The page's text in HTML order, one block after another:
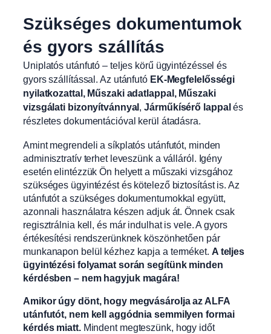
Szükséges dokumentumok
és gyors szállítás
Uniplatós utánfutó – teljes körű ügyintézéssel és
gyors szállítással. Az utánfutó EK-Megfelelősségi
nyilatkozattal, Műszaki adatlappal, Műszaki
vizsgálati bizonyítvánnyal ,Járműkísérő lappal és
részletes dokumentációval kerül átadásra.
Amint megrendeli a síkplatós utánfutót, minden
adminisztratív terhet leveszünk a válláról. Igény
esetén elintézzük Ön helyett a műszaki vizsgához
szükséges ügyintézést és kötelező biztosítást is. Az
utánfutót a szükséges dokumentumokkal együtt,
azonnali használatra készen adjuk át. Önnek csak
regisztrálnia kell, és már indulhat is vele. A gyors
értékesítési rendszerünknek köszönhetően pár
munkanapon belül kézhez kapja a terméket. A teljes
ügyintézési folyamat során segítünk minden
kérdésben – nem hagyjuk magára!
Amikor úgy dönt, hogy megvásárolja az ALFA
utánfutót, nem kell aggódnia semmilyen formai
kérdés miatt. Mindent megteszünk, hogy időt